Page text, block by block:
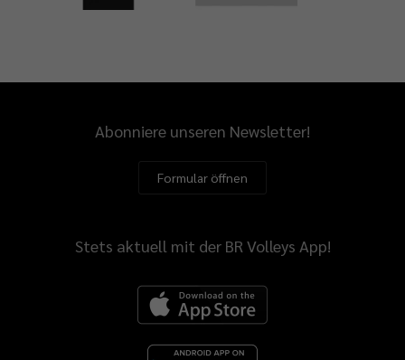
Abonniere unseren Newsletter!
Formular öffnen
Stets aktuell mit der BR Volleys App!